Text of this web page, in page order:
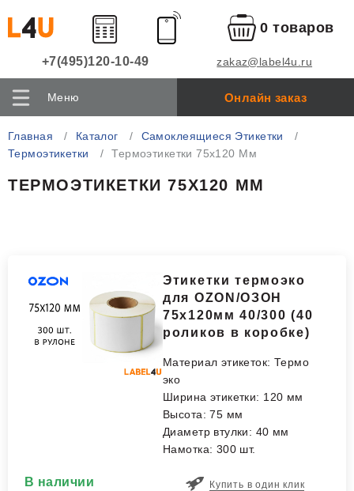
+7(495)120-10-49 zakaz@label4u.ru
0 товаров
Меню Онлайн заказ
Главная Каталог
Самоклеящиеся Этикетки
Термоэтикетки
Термоэтикетки 75x120 Мм
ТЕРМОЭТИКЕТКИ 75X120 ММ
Этикетки термоэко
для OZON/ОЗОН
75x120мм 40/300 (40
роликов в коробке)
Материал этикеток: Термо
эко
Ширина этикетки: 120 мм
Высота: 75 мм
Диаметр втулки: 40 мм
Намотка: 300 шт.
В наличии Купить в один клик